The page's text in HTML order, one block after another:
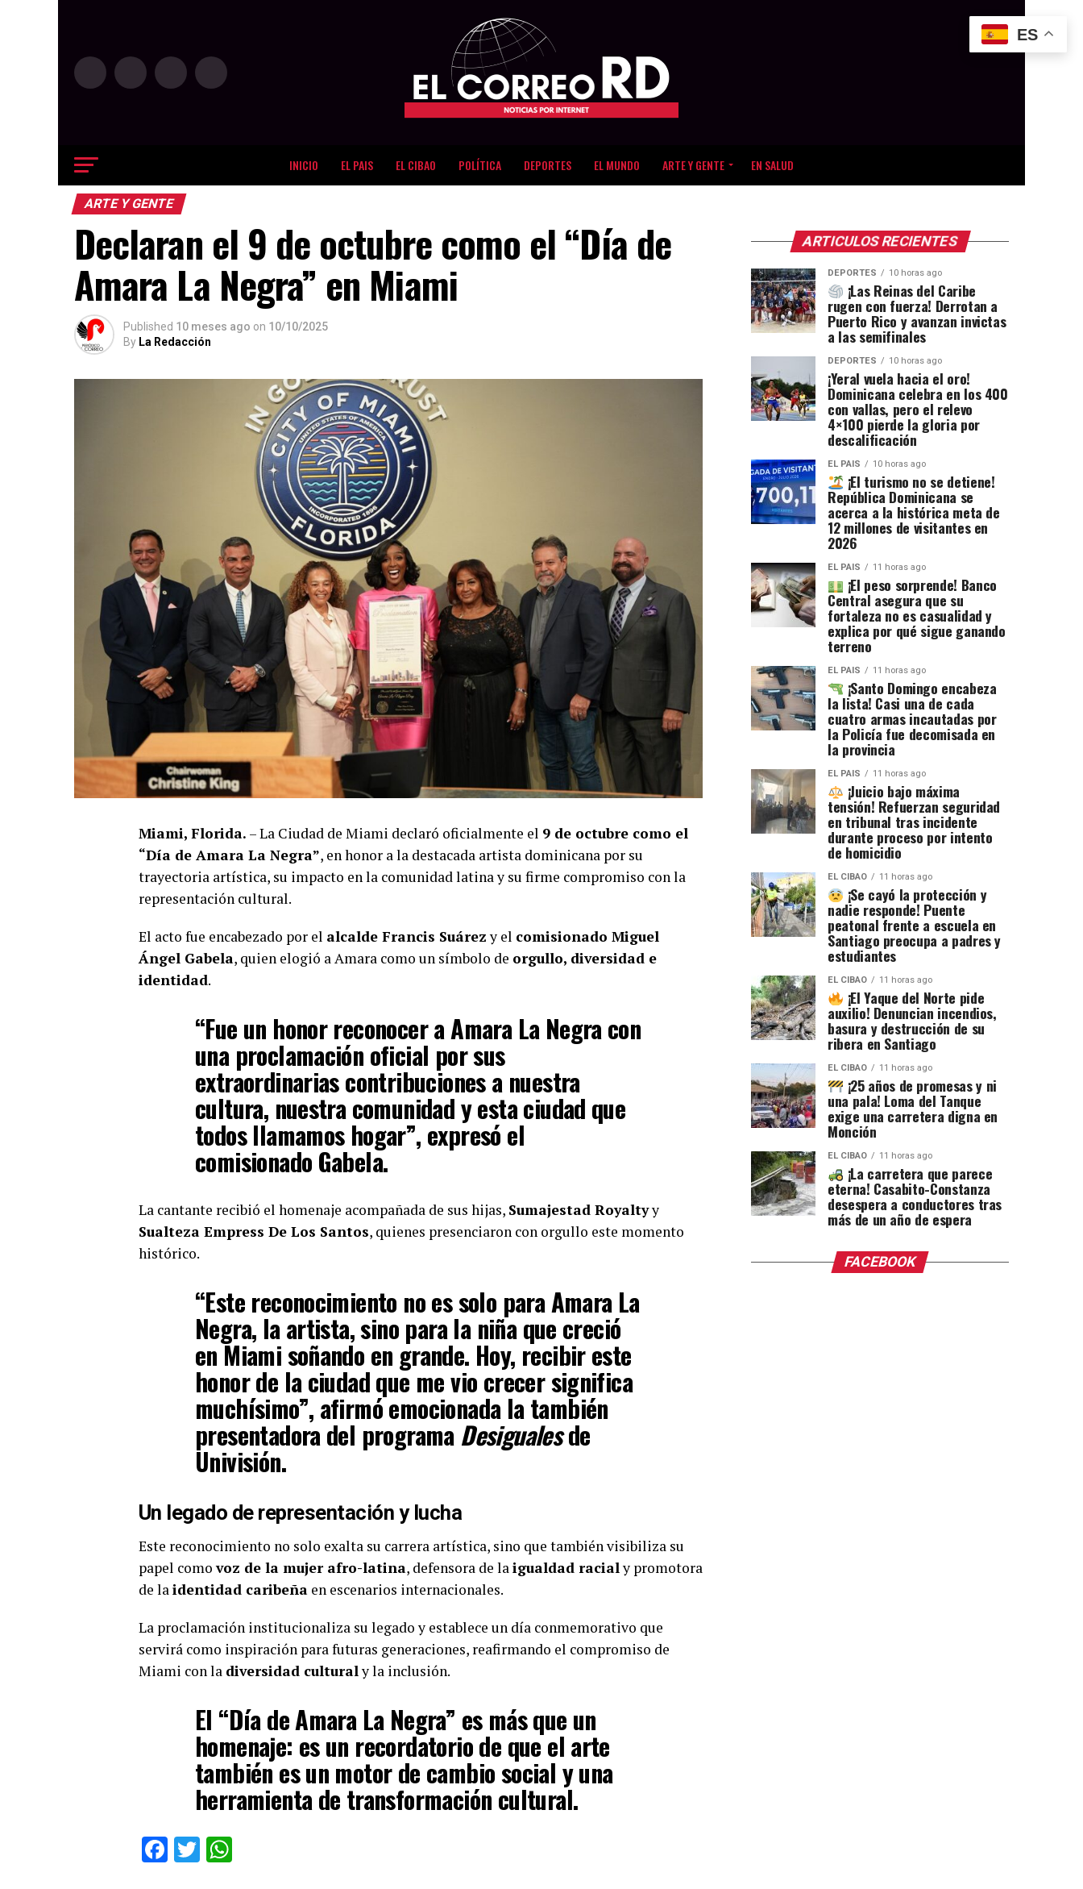
INICIO EL PAIS EL CIBAO POLÍTICA DEPORTES EL MUNDO ARTE Y GENTE EN SALUD
ARTE Y GENTE
Declaran el 9 de octubre como el “Día de
Amara La Negra” en Miami
Published 10 meses ago on 10/10/2025
By La Redacción
Miami, Florida. – La Ciudad de Miami declaró oficialmente el 9 de octubre como el
“Día de Amara La Negra”, en honor a la destacada artista dominicana por su
trayectoria artística, su impacto en la comunidad latina y su firme compromiso con la
representación cultural.
El acto fue encabezado por el alcalde Francis Suárezy el comisionado Miguel
Ángel Gabela, quien elogió a Amara como un símbolo de orgullo, diversidad e
identidad.
“Fue un honor reconocer a Amara La Negra con
una proclamación oficial por sus
extraordinarias contribuciones a nuestra
cultura, nuestra comunidad y esta ciudad que
todos llamamos hogar”, expresó el
comisionado Gabela.
La cantante recibió el homenaje acompañada de sus hijas, Sumajestad Royaltyy
Sualteza Empress De Los Santos, quienes presenciaron con orgullo este momento
histórico.
“Este reconocimiento no es solo para Amara La
Negra, la artista, sino para la niña que creció
en Miami soñando en grande. Hoy, recibir este
honor de la ciudad que me vio crecer significa
muchísimo”, afirmó emocionada la también
presentadora del programa Desigualesde
Univisión.
Un legado de representación y lucha
Este reconocimiento no solo exalta su carrera artística, sino que también visibiliza su
papel comovoz de la mujer afro-latina, defensora de laigualdad racialy promotora
de laidentidad caribeña en escenarios internacionales.
La proclamación institucionaliza su legado y establece un día conmemorativo que
servirá como inspiración para futuras generaciones, reafirmando el compromiso de
Miami con la diversidad culturaly la inclusión.
El “Día de Amara La Negra” es más que un
homenaje: es un recordatorio de que el arte
también es un motor de cambio social y una
herramienta de transformación cultural.
Facebook
Twitter
ARTICULOS RECIENTES
DEPORTES 10 horas ago
¡Las Reinas del Caribe
rugen con fuerza! Derrotan a
Puerto Rico y avanzan invictas
a las semifinales
DEPORTES 10 horas ago
¡Yeral vuela hacia el oro!
Dominicana celebra en los 400
con vallas, pero el relevo
4×100 pierde la gloria por
descalificación
EL PAIS 10 horas ago
¡El turismo no se detiene!
República Dominicana se
acerca a la histórica meta de
12 millones de visitantes en
2026
EL PAIS 11 horas ago
¡El peso sorprende! Banco
Central asegura que su
fortaleza no es casualidad y
explica por qué sigue ganando
terreno
EL PAIS 11 horas ago
¡Santo Domingo encabeza
la lista! Casi una de cada
cuatro armas incautadas por
la Policía fue decomisada en
la provincia
EL PAIS 11 horas ago
¡Juicio bajo máxima
tensión! Refuerzan seguridad
en tribunal tras incidente
durante proceso por intento
de homicidio
EL CIBAO 11 horas ago
¡Se cayó la protección y
nadie responde! Puente
peatonal frente a escuela en
Santiago preocupa a padres y
estudiantes
EL CIBAO 11 horas ago
¡El Yaque del Norte pide
auxilio! Denuncian incendios,
basura y destrucción de su
ribera en Santiago
EL CIBAO 11 horas ago
¡25 años de promesas y ni
una pala! Loma del Tanque
exige una carretera digna en
Monción
EL CIBAO 11 horas ago
¡La carretera que parece
eterna! Casabito-Constanza
desespera a conductores tras
más de un año de espera
FACEBOOK
ES